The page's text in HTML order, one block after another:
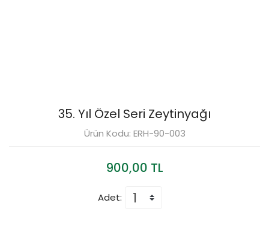
35. Yıl Özel Seri Zeytinyağı
Ürün Kodu: ERH-90-003
900,00 TL
Adet: